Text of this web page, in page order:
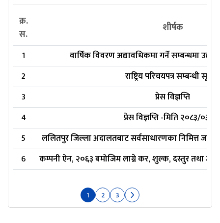
क्र.
स.
शीर्षक
1
वार्षिक विवरण अद्यावधिकमा गर्ने सम्बन्धमा
2
राष्ट्रिय परिचयपत्र सम्बन्धी सूचना
3
प्रेस विज्ञप्ति
4
प्रेस विज्ञप्ति -मिति २०८३/०३/
5
ललितपुर जिल्ला अदालतबाट सर्वसाधारणका निमित्त
6
कम्पनी ऐन, २०६३ बमोजिम लाग्ने कर, शुल्क, दस्तुर तथा
1 2 3